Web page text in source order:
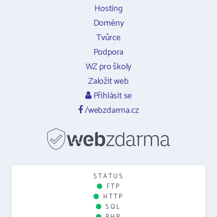
Hosting
Domény
Tvůrce
Podpora
WZ pro školy
Založit web
Přihlásit se
/webzdarma.cz
STATUS
FTP
HTTP
SQL